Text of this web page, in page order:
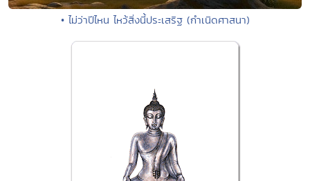
• ไม่ว่าปีไหน ไหว้สิ่งนี้ประเสริฐ (กำเนิดศาสนา)